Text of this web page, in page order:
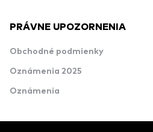
PRÁVNE UPOZORNENIA
Obchodné podmienky
Oznámenia 2025
Oznámenia